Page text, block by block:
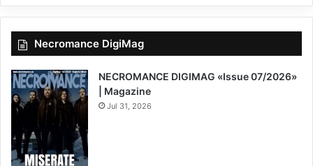
Necromance DigiMag
NECROMANCE DIGIMAG «Issue 07/2026»
| Magazine
Jul 31, 2026